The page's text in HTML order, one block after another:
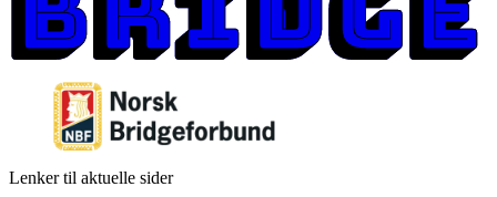
Lenker til aktuelle sider